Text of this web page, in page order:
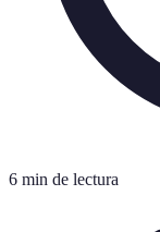
6 min de lectura